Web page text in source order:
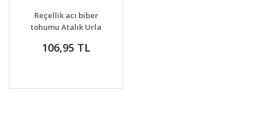
DETAYLAR SEPETE EKLE
Reçellik acı biber
tohumu Atalık Urla
chilli
106,95 TL